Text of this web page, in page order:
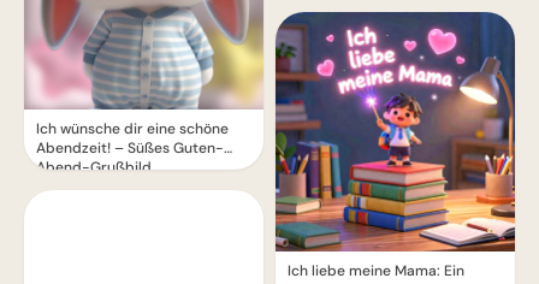
Ich wünsche dir eine schöne
Abendzeit! – Süßes Guten-
Abend-Grußbild
Ich liebe meine Mama: Ein